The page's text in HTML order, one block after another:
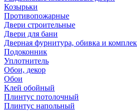
Козырьки
Противопожарные
Двери строительные
Двери для бани
Дверная фурнитура, обивка и
Подоконник
Уплотнитель
Обои, декор
Обои
Клей обойный
Плинтус потолочный
Плинтус напольный